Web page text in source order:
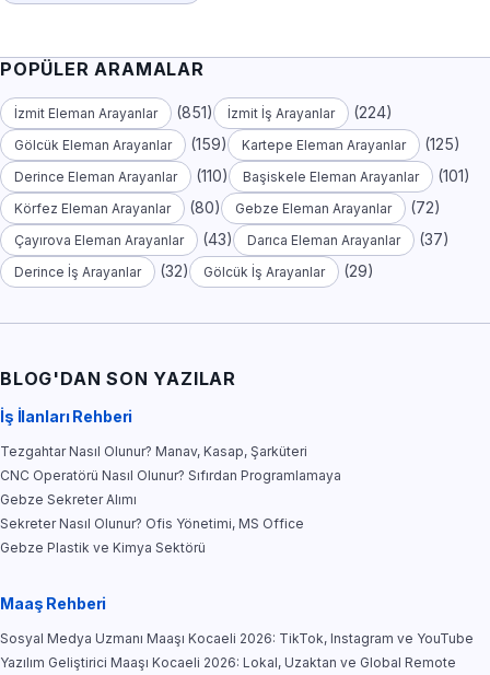
POPÜLER ARAMALAR
İzmit Eleman Arayanlar (851) İzmit İş Arayanlar (224)
Gölcük Eleman Arayanlar (159) Kartepe Eleman Arayanlar (125)
Derince Eleman Arayanlar (110) Başiskele Eleman Arayanlar (101)
Körfez Eleman Arayanlar (80) Gebze Eleman Arayanlar (72)
Çayırova Eleman Arayanlar (43) Darıca Eleman Arayanlar (37)
Derince İş Arayanlar (32) Gölcük İş Arayanlar (29)
BLOG'DAN SON YAZILAR
İş İlanları Rehberi
Tezgahtar Nasıl Olunur? Manav, Kasap, Şarküteri
CNC Operatörü Nasıl Olunur? Sıfırdan Programlamaya
Gebze Sekreter Alımı
Sekreter Nasıl Olunur? Ofis Yönetimi, MS Office
Gebze Plastik ve Kimya Sektörü
Maaş Rehberi
Sosyal Medya Uzmanı Maaşı Kocaeli 2026: TikTok, Instagram ve YouTube
Yazılım Geliştirici Maaşı Kocaeli 2026: Lokal, Uzaktan ve Global Remote